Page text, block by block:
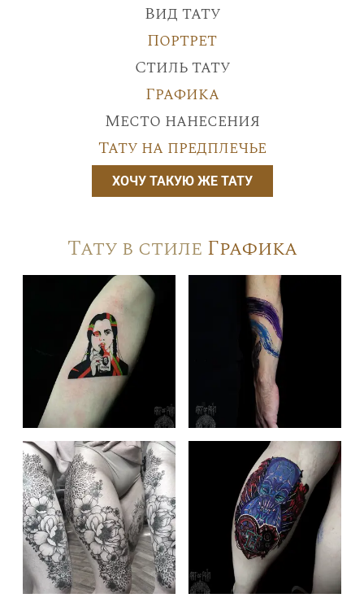
Вид тату
Портрет
Стиль тату
Графика
Место нанесения
Тату на предплечье
ХОЧУ ТАКУЮ ЖЕ ТАТУ
Тату в стиле Графика